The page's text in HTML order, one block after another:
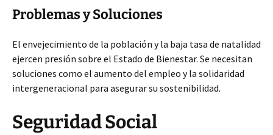
Problemas y Soluciones
El envejecimiento de la población y la baja tasa de natalidad
ejercen presión sobre el Estado de Bienestar. Se necesitan
soluciones como el aumento del empleo y la solidaridad
intergeneracional para asegurar su sostenibilidad.
Seguridad Social